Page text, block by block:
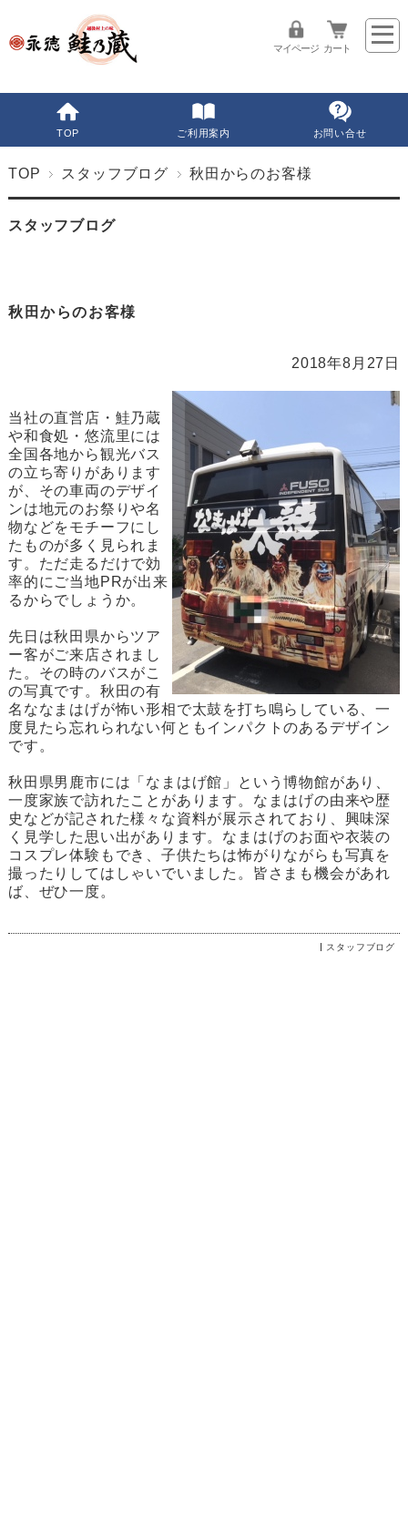
マイページ カート
TOP ご利用案内 お問い合せ
TOP スタッフブログ 秋田からのお客様
スタッフブログ
秋田からのお客様
2018年8月27日
当社の直営店・鮭乃蔵
や和食処・悠流里には
全国各地から観光バス
の立ち寄りがあります
が、その車両のデザイ
ンは地元のお祭りや名
物などをモチーフにし
たものが多く見られま
す。ただ走るだけで効
率的にご当地PRが出来
るからでしょうか。
先日は秋田県からツア
ー客がご来店されまし
た。その時のバスがこ
の写真です。秋田の有
名ななまはげが怖い形相で太鼓を打ち鳴らしている、一
度見たら忘れられない何ともインパクトのあるデザイン
です。
秋田県男鹿市には「なまはげ館」という博物館があり、
一度家族で訪れたことがあります。なまはげの由来や歴
史などが記された様々な資料が展示されており、興味深
く見学した思い出があります。なまはげのお面や衣装の
コスプレ体験もでき、子供たちは怖がりながらも写真を
撮ったりしてはしゃいでいました。皆さまも機会があれ
ば、ぜひ一度。
スタッフブログ